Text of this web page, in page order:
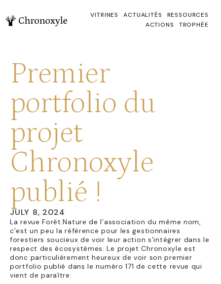
VITRINES ACTUALITÉS
RESSOURCES
ACTIONS
TROPHÉE
Premier
portfolio du
projet
Chronoxyle
publié !
JULY 8, 2024
La revue Forêt.Nature de l’association du même nom,
c’est un peu la référence pour les gestionnaires
forestiers soucieux de voir leur action s’intégrer dans le
respect des écosystèmes. Le projet Chronoxyle est
donc particulièrement heureux de voir son premier
portfolio publié dans le numéro 171 de cette revue qui
vient de paraître.